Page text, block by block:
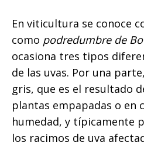
En viticultura se conoce
como podredumbre de
ocasiona tres tipos
de las uvas. Por una
gris, que es el resultado
plantas empapadas o en
humedad, y típicamente
los racimos de uva